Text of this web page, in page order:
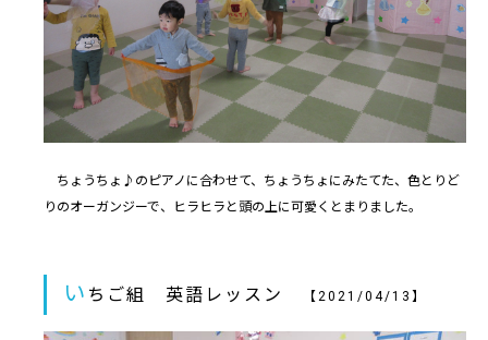
ちょうちょ♪のピアノに合わせて、ちょうちょにみたてた、色とりど
りのオーガンジーで、ヒラヒラと頭の上に可愛くとまりました。
い ちご組 英語レッスン 【2021/04/13】